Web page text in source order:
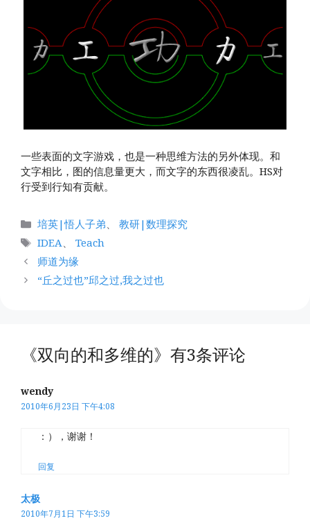
一些表面的文字游戏，也是一种思维方法的另外体现。和
文字相比，图的信息量更大，而文字的东西很凌乱。HS对
行受到行知有贡献。
分
类
培英|悟人子弟
教研|数理探究
标
签
IDEA
Teach
师道为缘
“丘之过也”邱之过,我之过也
《双向的和多维的》有3条评论
wendy
2010年6月23日 下午4:08
：），谢谢！
回复
太极
2010年7月1日 下午3:59